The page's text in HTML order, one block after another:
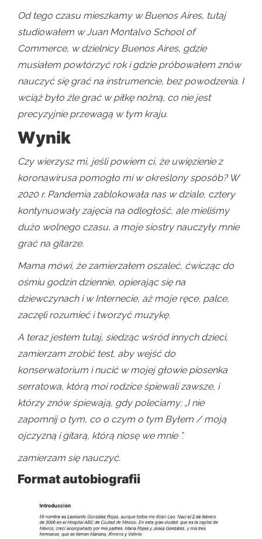
Od tego czasu mieszkamy w Buenos Aires, tutaj
studiowałem w Juan Montalvo School of
Commerce, w dzielnicy Buenos Aires, gdzie
musiałem powtórzyć rok i gdzie próbowałem znów
nauczyć się grać na instrumencie, bez powodzenia. I
wciąż było źle grać w piłkę nożną, co nie jest
precyzyjnie przewagą w tym kraju.
Wynik
Czy wierzysz mi, jeśli powiem ci, że uwięzienie z
koronawirusa pomogło mi w określony sposób? W
2020 r. Pandemia zablokowała nas w dziale, cztery
kontynuowały zajęcia na odległość, ale mieliśmy
dużo wolnego czasu, a moje siostry nauczyły mnie
grać na gitarze.
Mama mówi, że zamierzałem oszaleć, ćwicząc do
ośmiu godzin dziennie, opierając się na
dziewczynach i w Internecie, aż moje ręce, palce,
zaczęli rozumieć i tworzyć muzykę.
A teraz jestem tutaj, siedząc wśród innych dzieci,
zamierzam zrobić test, aby wejść do
konserwatorium i nucić w mojej głowie piosenka
serratowa, którą moi rodzice śpiewali zawsze, i
którzy znów śpiewają, gdy poleciamy: „I nie
zapomnij o tym, co o czym o tym Byłem / moją
ojczyzną i gitarą, którą niosę we mnie ”.
zamierzam się nauczyć.
Format autobiografii